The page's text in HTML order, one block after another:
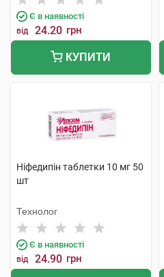
Є в наявності
від 24.20 грн
КУПИТИ
Ніфедипін таблетки 10 мг 50
шт
Технолог
Є в наявності
від 24.90 грн